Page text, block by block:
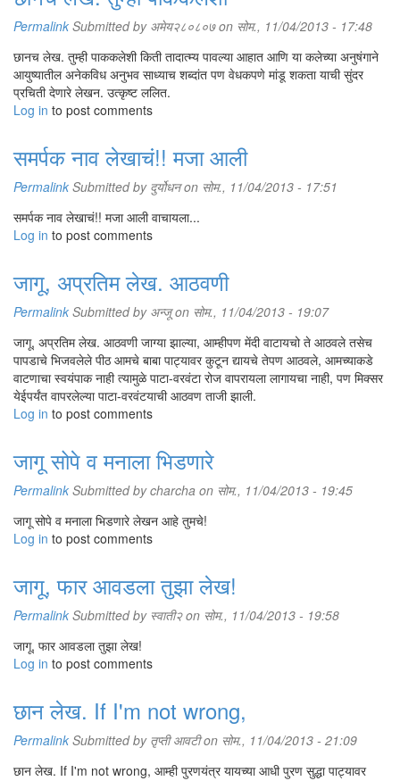
Permalink Submitted by अमेय२८०८०७on सोम., 11/04/2013 - 17:48
छानच लेख. तुम्ही पाककलेशी किती तादात्म्य पावल्या आहात आणि या कलेच्या अनुषंगाने
आयुष्यातील अनेकविध अनुभव साध्याच शब्दांत पण वेधकपणे मांडू शकता याची सुंदर
प्रचिती देणारे लेखन. उत्कृष्ट ललित.
Log in to post comments
समर्पक नाव लेखाचं!! मजा आली
Permalink Submitted by दुर्योधनon सोम., 11/04/2013 - 17:51
समर्पक नाव लेखाचं!! मजा आली वाचायला...
Log in to post comments
जागू, अप्रतिम लेख. आठवणी
Permalink Submitted by अन्जूon सोम., 11/04/2013 - 19:07
जागू, अप्रतिम लेख. आठवणी जाग्या झाल्या, आम्हीपण मेंदी वाटायचो ते आठवले तसेच
पापडाचे भिजवलेले पीठ आमचे बाबा पाट्यावर कुटून द्यायचे तेपण आठवले, आमच्याकडे
वाटणाचा स्वयंपाक नाही त्यामुळे पाटा-वरवंटा रोज वापरायला लागायचा नाही, पण मिक्सर
येईपर्यंत वापरलेल्या पाटा-वरवंटयाची आठवण ताजी झाली.
Log in to post comments
जागू सोपे व मनाला भिडणारे
Permalink Submitted bycharcha on सोम., 11/04/2013 - 19:45
जागू सोपे व मनाला भिडणारे लेखन आहे तुमचे!
Log in to post comments
जागू, फार आवडला तुझा लेख!
Permalink Submitted by स्वाती२on सोम., 11/04/2013 - 19:58
जागू, फार आवडला तुझा लेख!
Log in to post comments
छान लेख. If I'm not wrong,
Permalink Submitted by तृप्ती आवटीon सोम., 11/04/2013 - 21:09
छान लेख. If I'm not wrong, आम्ही पुरणयंत्र यायच्या आधी पुरण सुद्धा पाट्यावर